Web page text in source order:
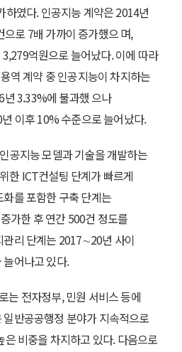
하였다. 인공지능 계약은 2014년
로 7배 가까이 증가했으 며,
억원으로 늘어났다. 이에 따라
역 계약 중 인공지능이 차지하는
3.33%에 불과했 으나
이후 10% 수준으로 늘어났다.
공지능 모델과 기술을 개발하는
한 ICT컨설팅 단계가 빠르게
를 포함한 구축 단계는
가한 후 연간 500건 정도를
관리 단계는 2017∼20년 사이
어나고 있다.
는 전자정부, 민원 서비스 등에
반공공행정 분야가 지속적으로
비중을 차지하고 있다. 다음으로